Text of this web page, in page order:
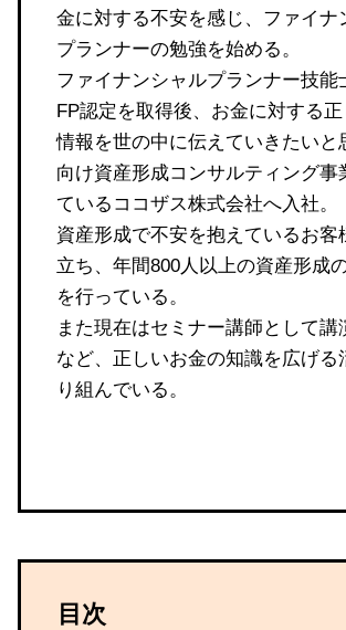
金に対する不安を感じ、ファイナ
プランナーの勉強を始める。
ファイナンシャルプランナー技能
FP認定を取得後、お金に対する正
情報を世の中に伝えていきたいと
向け資産形成コンサルティング事
ているココザス株式会社へ入社。
資産形成で不安を抱えているお客
立ち、年間800人以上の資産形成
を行っている。
また現在はセミナー講師として講
など、正しいお金の知識を広げる
り組んでいる。
目次